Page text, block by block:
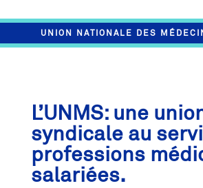
UNION NATIONALE DES
L’UNMS: une
syndicale au
professions
salariées.​